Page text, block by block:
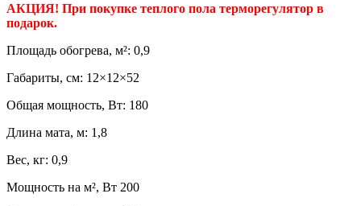
АКЦИЯ! При покупке теплого пола терморегулятор в
подарок.
Площадь обогрева, м²: 0,9
Габариты, см: 12×12×52
Общая мощность, Вт: 180
Длина мата, м: 1,8
Вес, кг: 0,9
Мощность на м², Вт 200